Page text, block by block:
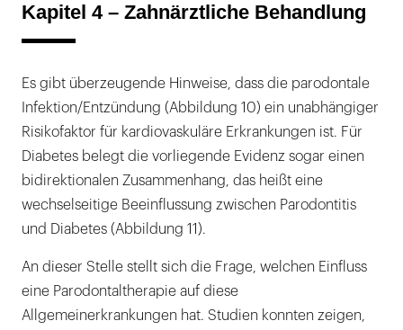
Kapitel 4 – Zahnärztliche Behandlung
Es gibt überzeugende Hinweise, dass die parodontale
Infektion/Entzündung (Abbildung 10) ein unabhängiger
Risikofaktor für kardiovaskuläre Erkrankungen ist. Für
Diabetes belegt die vorliegende Evidenz sogar einen
bidirektionalen Zusammenhang, das heißt eine
wechselseitige Beeinflussung zwischen Parodontitis
und Diabetes (Abbildung 11).
An dieser Stelle stellt sich die Frage, welchen Einfluss
eine Parodontaltherapie auf diese
Allgemeinerkrankungen hat. Studien konnten zeigen,